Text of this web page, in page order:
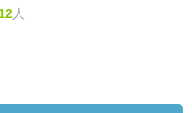
12人